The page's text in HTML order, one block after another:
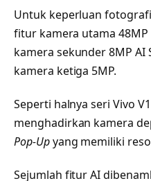
Untuk keperluan
fitur kamera utama 48MP
kamera sekunder 8MP AI
kamera ketiga 5MP.
Seperti halnya seri Vivo
menghadirkan kamera
Pop-Upyang memiliki
Sejumlah fitur AI